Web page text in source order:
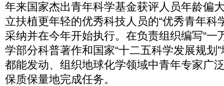
年来国家杰出青年科学基金获评人员年龄偏
立扶植更年轻的优秀科技人员的“优秀青年科
采纳并在今年开始执行。在负责组织编写“一
学部分科普著作和国家“十二五科学发展规划
都能发动、组织地球化学领域中青年专家广
保质保量地完成任务。